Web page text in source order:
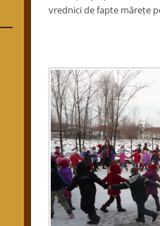
vrednici de fapte mărețe